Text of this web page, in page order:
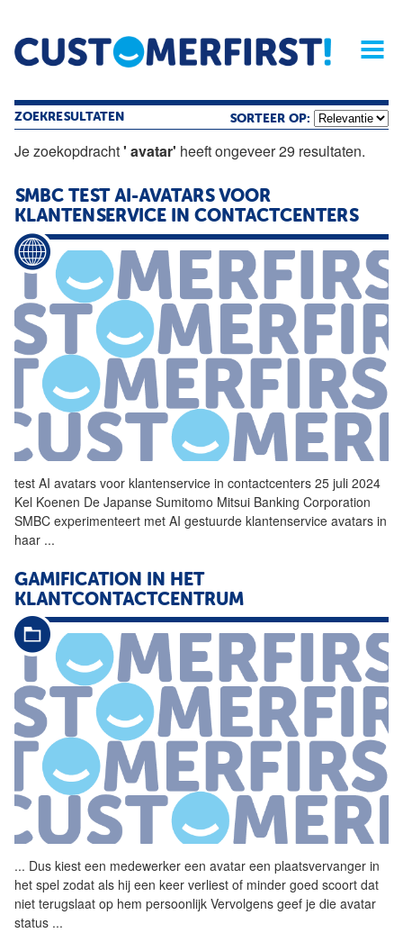
Home Opinie Archief
Magazine
ZOEKRESULTATEN SORTEER OP:
Je zoekopdracht' avatar' heeft ongeveer 29 resultaten.
SMBC TEST AI-AVATARS VOOR
KLANTENSERVICE IN CONTACTCENTERS
test AI avatars voor klantenservice in contactcenters 25 juli 2024
Kel Koenen De Japanse Sumitomo Mitsui Banking Corporation
SMBC experimenteert met AI gestuurde klantenservice avatars in
haar ...
GAMIFICATION IN HET
KLANTCONTACTCENTRUM
... Dus kiest een medewerker een avatar een plaatsvervanger in
het spel zodat als hij een keer verliest of minder goed scoort dat
niet terugslaat op hem persoonlijk Vervolgens geef je die avatar
status ...